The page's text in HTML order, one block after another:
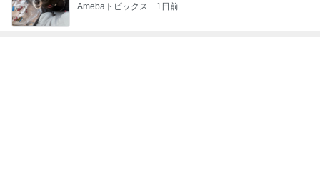
Amebaトピックス 1日前